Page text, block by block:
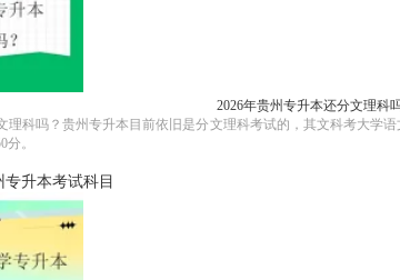
2026年贵州专升本还分文理科
理科吗？贵州专升本目前依旧是分文理科考试的，其文科考大学
。
专升本考试科目